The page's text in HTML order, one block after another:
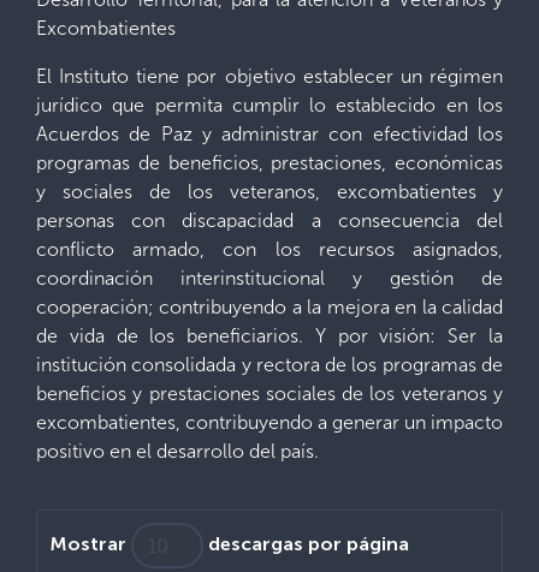
Excombatientes
El Instituto tiene por objetivo establecer un régimen
jurídico que permita cumplir lo establecido en los
Acuerdos de Paz y administrar con efectividad los
programas de beneficios, prestaciones, económicas
y sociales de los veteranos, excombatientes y
personas con discapacidad a consecuencia del
conflicto armado, con los recursos asignados,
coordinación interinstitucional y gestión de
cooperación; contribuyendo a la mejora en la calidad
de vida de los beneficiarios. Y por visión: Ser la
institución consolidada y rectora de los programas de
beneficios y prestaciones sociales de los veteranos y
excombatientes, contribuyendo a generar un impacto
positivo en el desarrollo del país.
Mostrar descargas por página